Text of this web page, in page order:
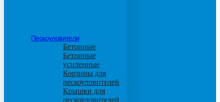
Пескоуловители
Бетонные
Бетонные
усиленные
Корзины для
пескоуловителей
Крышки для
пескоуловителей